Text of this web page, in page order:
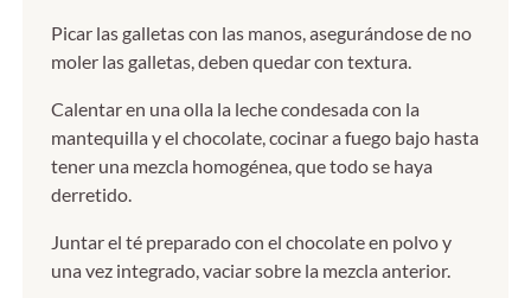
Picar las galletas con las manos, asegurándose de no
moler las galletas, deben quedar con textura.
Calentar en una olla la leche condesada con la
mantequilla y el chocolate, cocinar a fuego bajo hasta
tener una mezcla homogénea, que todo se haya
derretido.
Juntar el té preparado con el chocolate en polvo y
una vez integrado, vaciar sobre la mezcla anterior.